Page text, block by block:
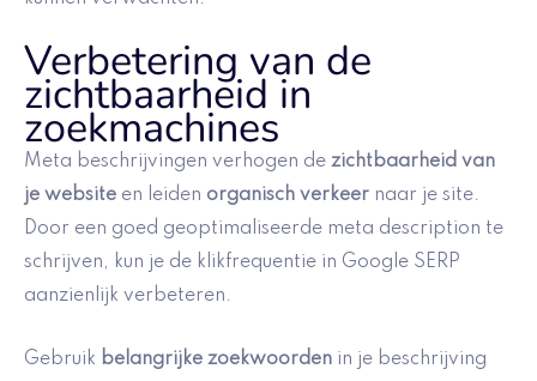
Verbetering van de
zichtbaarheid in
zoekmachines
Meta beschrijvingen verhogen de zichtbaarheid van
je website en leiden organisch verkeer naar je site.
Door een goed geoptimaliseerde meta description te
schrijven, kun je de klikfrequentie in Google SERP
aanzienlijk verbeteren.
Gebruik belangrijke zoekwoorden in je beschrijving